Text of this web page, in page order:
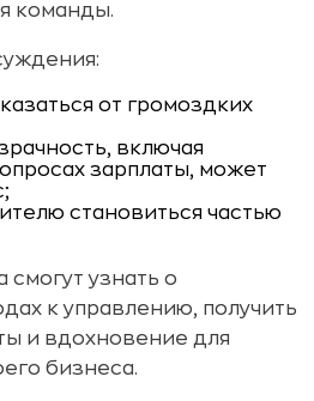
команды.
от громоздких
включая
зарплаты, может
становиться частью
смогут узнать о
к управлению, получить
и вдохновение для
бизнеса.